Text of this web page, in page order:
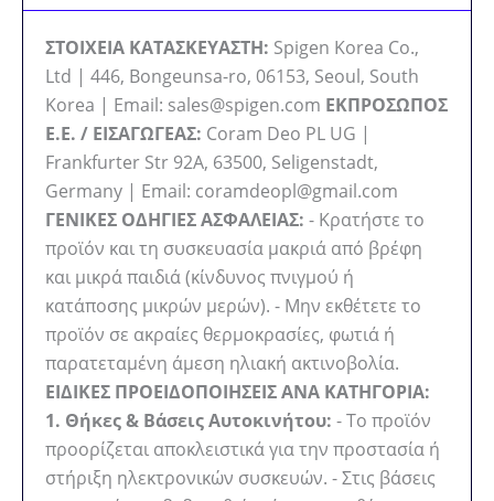
ΣΤΟΙΧΕΙΑ ΚΑΤΑΣΚΕΥΑΣΤΗ: Spigen Korea Co.,
Ltd | 446, Bongeunsa-ro, 06153, Seoul, South
Korea | Email: sales@spigen.com ΕΚΠΡΟΣΩΠΟΣ
Ε.Ε. / ΕΙΣΑΓΩΓΕΑΣ: Coram Deo PL UG |
Frankfurter Str 92A, 63500, Seligenstadt,
Germany | Email: coramdeopl@gmail.com
ΓΕΝΙΚΕΣ ΟΔΗΓΙΕΣ ΑΣΦΑΛΕΙΑΣ: - Κρατήστε το
προϊόν και τη συσκευασία μακριά από βρέφη
και μικρά παιδιά (κίνδυνος πνιγμού ή
κατάποσης μικρών μερών). - Μην εκθέτετε το
προϊόν σε ακραίες θερμοκρασίες, φωτιά ή
παρατεταμένη άμεση ηλιακή ακτινοβολία.
ΕΙΔΙΚΕΣ ΠΡΟΕΙΔΟΠΟΙΗΣΕΙΣ ΑΝΑ ΚΑΤΗΓΟΡΙΑ:
1. Θήκες & Βάσεις Αυτοκινήτου: - Το προϊόν
προορίζεται αποκλειστικά για την προστασία ή
στήριξη ηλεκτρονικών συσκευών. - Στις βάσεις